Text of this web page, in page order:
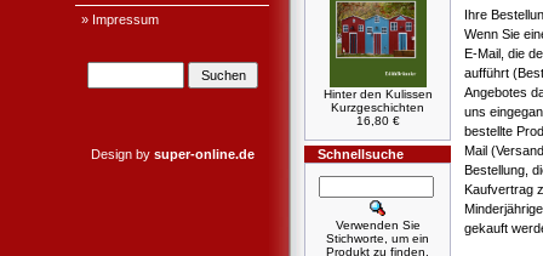
» Impressum
Design by super-online.de
Hinter den Kulissen
Kurzgeschichten
16,80 €
Schnellsuche
Verwenden Sie
Stichworte, um ein
Produkt zu finden.
Ihre
Wenn Sie
E-Mail, die
aufführt
Angebotes
uns
bestellte
Mail
Bestellung,
Kaufvertrag
gekauft